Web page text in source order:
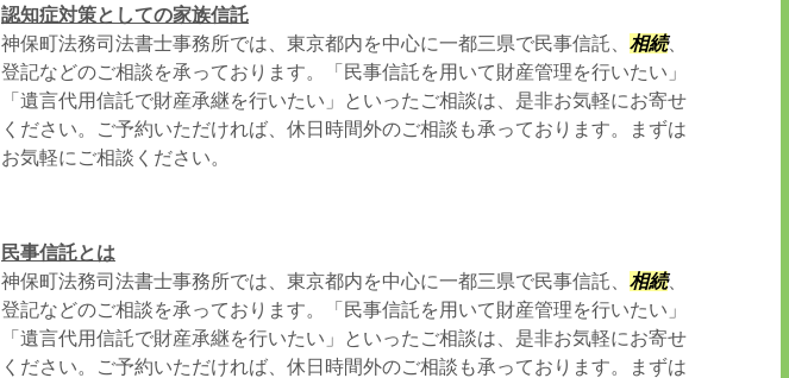
認知症対策としての家族信託
神保町法務司法書士事務所では、東京都内を中心に一都三県で民事信託、 相続、
登記などのご相談を承っております。「民事信託を用いて財産管理を行いたい」
「遺言代用信託で財産承継を行いたい」といったご相談は、是非お気軽にお寄せ
ください。ご予約いただければ、休日時間外のご相談も承っております。まずは
お気軽にご相談ください。
民事信託とは
神保町法務司法書士事務所では、東京都内を中心に一都三県で民事信託、 相続、
登記などのご相談を承っております。「民事信託を用いて財産管理を行いたい」
「遺言代用信託で財産承継を行いたい」といったご相談は、是非お気軽にお寄せ
ください。ご予約いただければ、休日時間外のご相談も承っております。まずは